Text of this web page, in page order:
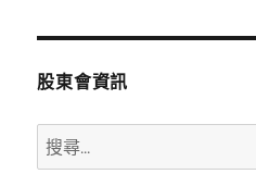
分
股東會資訊
搜
尋